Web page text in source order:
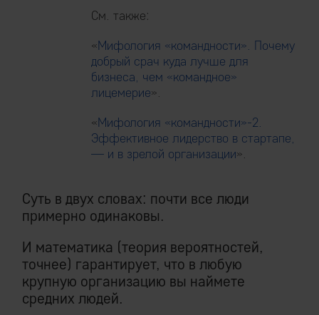
См. также:
«Мифология «командности». Почему
добрый срач куда лучше для
бизнеса, чем «командное»
лицемерие».
«Мифология «командности»-2.
Эффективное лидерство в стартапе,
— и в зрелой организации».
Суть в двух словах: почти все люди
примерно одинаковы.
И математика (теория вероятностей,
точнее) гарантирует, что в любую
крупную организацию вы наймете
средних людей.